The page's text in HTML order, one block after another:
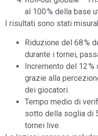
al 100 % della base
I risultati sono stati
Riduzione del 68 %
durante i tornei,
Incremento del 12
grazie alla
dei giocatori.
Tempo medio di
sotto della soglia di
tornei live.